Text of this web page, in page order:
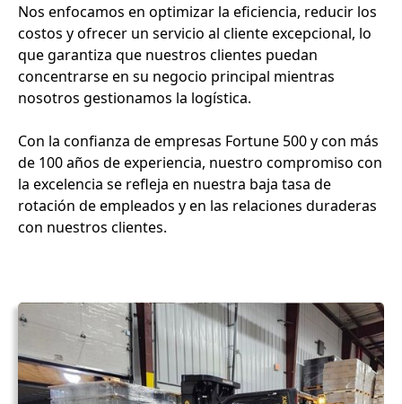
Nos enfocamos en optimizar la eficiencia, reducir los
costos y ofrecer un servicio al cliente excepcional, lo
que garantiza que nuestros clientes puedan
concentrarse en su negocio principal mientras
nosotros gestionamos la logística.
Con la confianza de empresas Fortune 500 y con más
de 100 años de experiencia, nuestro compromiso con
la excelencia se refleja en nuestra baja tasa de
rotación de empleados y en las relaciones duraderas
con nuestros clientes.